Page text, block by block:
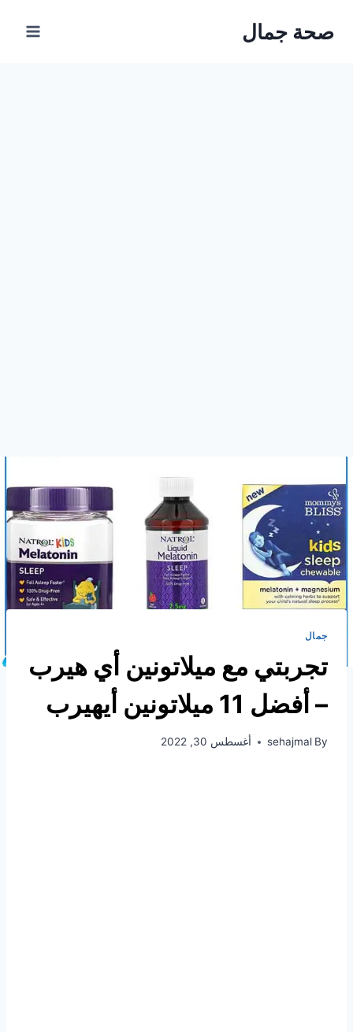
صحة جمال
جمال
تجربتي مع ميلاتونين أي هيرب
– أفضل 11 ميلاتونين أيهيرب
By
sehajmal أغسطس 30, 2022